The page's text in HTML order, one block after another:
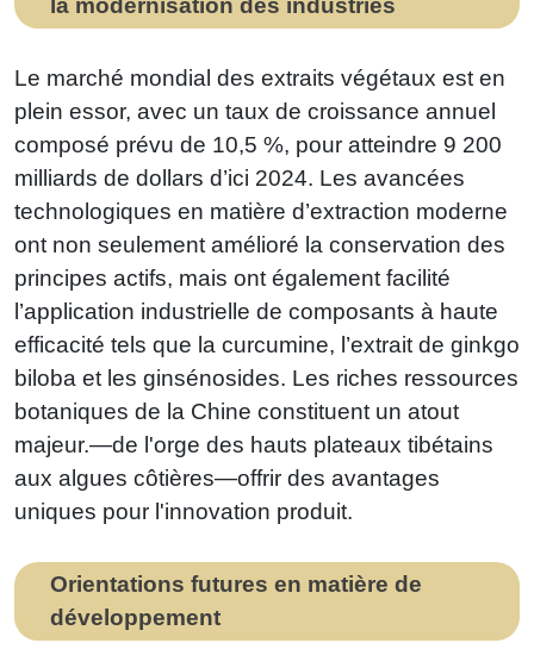
la modernisation des industries
Le marché mondial des extraits végétaux est en
plein essor, avec un taux de croissance annuel
composé prévu de 10,5 %, pour atteindre 9 200
milliards de dollars d’ici 2024. Les avancées
technologiques en matière d’extraction moderne
ont non seulement amélioré la conservation des
principes actifs, mais ont également facilité
l’application industrielle de composants à haute
efficacité tels que la curcumine, l’extrait de ginkgo
biloba et les ginsénosides. Les riches ressources
botaniques de la Chine constituent un atout
majeur.—de l'orge des hauts plateaux tibétains
aux algues côtières—offrir des avantages
uniques pour l'innovation produit.
Orientations futures en matière de
développement